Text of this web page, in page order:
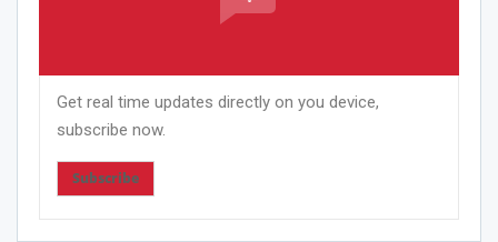
Get real time updates directly on you device,
subscribe now.
Subscribe